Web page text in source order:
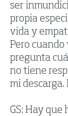
ser
propia
vida y
Pero cuando
pregunta
no tiene
mi
GS: Hay